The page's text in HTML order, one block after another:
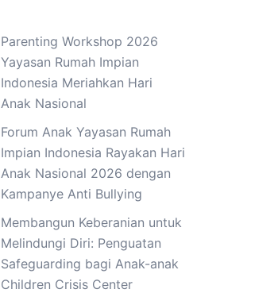
Parenting Workshop 2026
Yayasan Rumah Impian
Indonesia Meriahkan Hari
Anak Nasional
Forum Anak Yayasan Rumah
Impian Indonesia Rayakan Hari
Anak Nasional 2026 dengan
Kampanye Anti Bullying
Membangun Keberanian untuk
Melindungi Diri: Penguatan
Safeguarding bagi Anak-anak
Children Crisis Center